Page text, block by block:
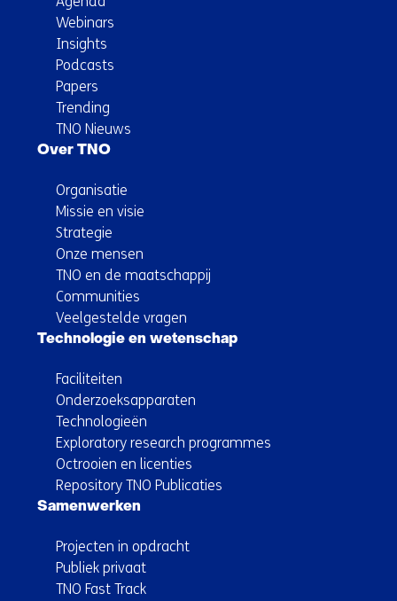
Webinars
Insights
Podcasts
Papers
Trending
TNO Nieuws
Over TNO
Organisatie
Missie en visie
Strategie
Onze mensen
TNO en de maatschappij
Communities
Veelgestelde vragen
Technologie en wetenschap
Faciliteiten
Onderzoeksapparaten
Technologieën
Exploratory research programmes
Octrooien en licenties
Repository TNO Publicaties
Samenwerken
Projecten in opdracht
Publiek privaat
TNO Fast Track